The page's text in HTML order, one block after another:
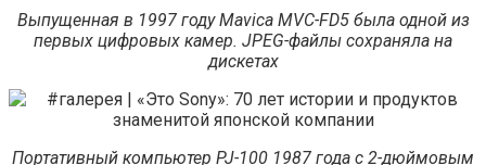
Выпущенная в 1997 году Mavica MVC-FD5 была одной из
первых цифровых камер. JPEG-файлы сохраняла на
дискетах
Портативный компьютер PJ-100 1987 года с 2-дюймовым